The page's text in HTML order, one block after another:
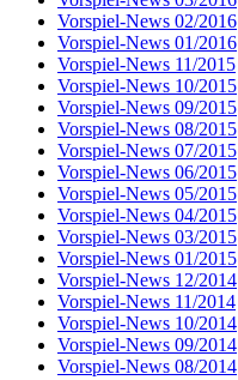
Vorspiel-News 02/2016
Vorspiel-News 01/2016
Vorspiel-News 11/2015
Vorspiel-News 10/2015
Vorspiel-News 09/2015
Vorspiel-News 08/2015
Vorspiel-News 07/2015
Vorspiel-News 06/2015
Vorspiel-News 05/2015
Vorspiel-News 04/2015
Vorspiel-News 03/2015
Vorspiel-News 01/2015
Vorspiel-News 12/2014
Vorspiel-News 11/2014
Vorspiel-News 10/2014
Vorspiel-News 09/2014
Vorspiel-News 08/2014